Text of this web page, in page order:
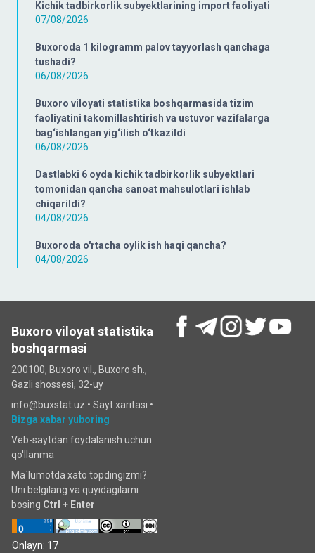
Kichik tadbirkorlik subyektlarining import faoliyati
07/08/2026
Buxoroda 1 kilogramm palov tayyorlash qanchaga
tushadi?
06/08/2026
Buxoro viloyati statistika boshqarmasida tizim
faoliyatini takomillashtirish va ustuvor vazifalarga
bag‘ishlangan yig‘ilish o‘tkazildi
06/08/2026
Dastlabki 6 oyda kichik tadbirkorlik subyektlari
tomonidan qancha sanoat mahsulotlari ishlab
chiqarildi?
04/08/2026
Buxoroda o'rtacha oylik ish haqi qancha?
04/08/2026
Buxoro viloyat statistika
boshqarmasi
200100, Buxoro vil., Buxoro sh.,
Gazli shossesi, 32-uy
info@buxstat.uz • Sayt xaritasi •
Bizga xabar yuboring
Veb-saytdan foydalanish uchun
qo'llanma
Ma`lumotda xato topdingizmi?
Uni belgilang va quyidagilarni
bosing Ctrl + Enter
Onlayn: 17